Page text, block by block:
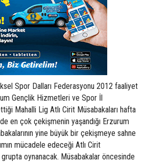
Spor Dalları Federasyonu 2012 faaliyet
Gençlik Hizmetleri ve Spor İl
Mahalli Lig Atlı Cirit Müsabakaları hafta
en çok çekişmenin yaşandığı Erzurum
yine büyük bir çekişmeye sahne
mücadele edeceği Atlı Cirit
oynanacak. Müsabakalar öncesinde